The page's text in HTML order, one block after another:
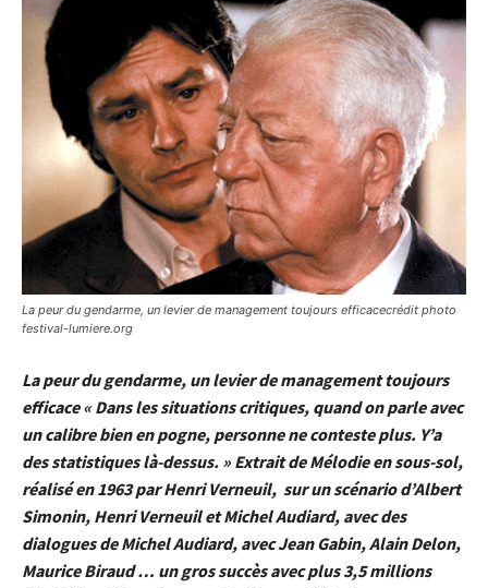
La peur du gendarme, un levier de management toujours efficacecrédit photo
festival-lumiere.org
La peur du gendarme, un levier de management toujours
efficace « Dans les situations critiques, quand on parle avec
un calibre bien en pogne, personne ne conteste plus. Y’a
des statistiques là-dessus. » Extrait de Mélodie en sous-sol,
réalisé en 1963 par Henri Verneuil, sur un scénario d’Albert
Simonin, Henri Verneuil et Michel Audiard, avec des
dialogues de Michel Audiard, avec Jean Gabin, Alain Delon,
Maurice Biraud … un gros succès avec plus 3,5 millions